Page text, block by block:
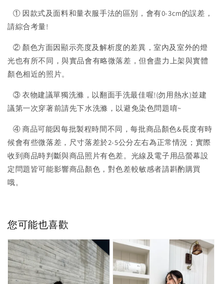
① 因款式及面料和量衣服手法的區別，會有0-3cm的誤差，
請綜合考量!
② 顏色方面因顯示亮度及解析度的差異，室內及室外的燈
光也有所不同，與實品會有略微落差，但會盡力上架與實體
顏色相近的照片。
③ 衣物建議單獨洗滌，以翻面手洗最佳喔!(勿用熱水)並建
議第一次穿著前請先下水洗滌，以避免染色問題唷~
④ 商品可能因每批製程時間不同，每批商品顏色&長度有時
候會有些微落差，尺寸落差於2-5公分左右為正常情況；實際
收到商品時判斷與商品照片有色差。光線及電子用品螢幕設
定問題皆可能影響商品顏色，對色差較敏感者請斟酌購買
哦。
您可能也喜歡